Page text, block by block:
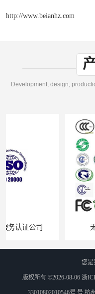
http://www.beianhz.com
无锡ISO认证机构
您是
版权所有 ©2026-08-06 浙
33010802010546号 号 杭